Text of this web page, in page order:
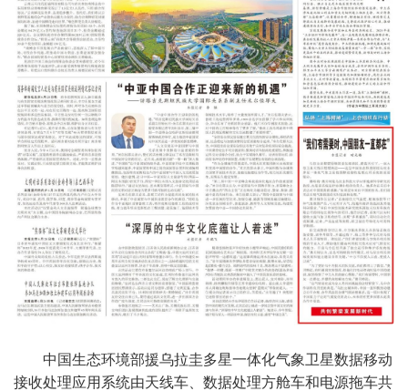
中国生态环境部援乌拉圭多星一体化气象卫星数据移动
接收处理应用系统由天线车、数据处理方舱车和电源拖车共